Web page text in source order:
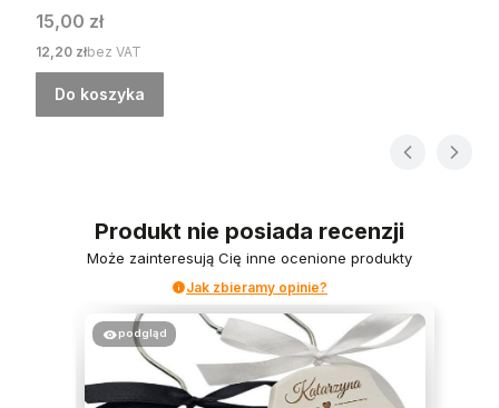
Cena
15,00 zł
Cena
12,20 złbez VAT
Do koszyka
Produkt nie posiada recenzji
Może zainteresują Cię inne ocenione produkty
Jak zbieramy opinie?
podgląd